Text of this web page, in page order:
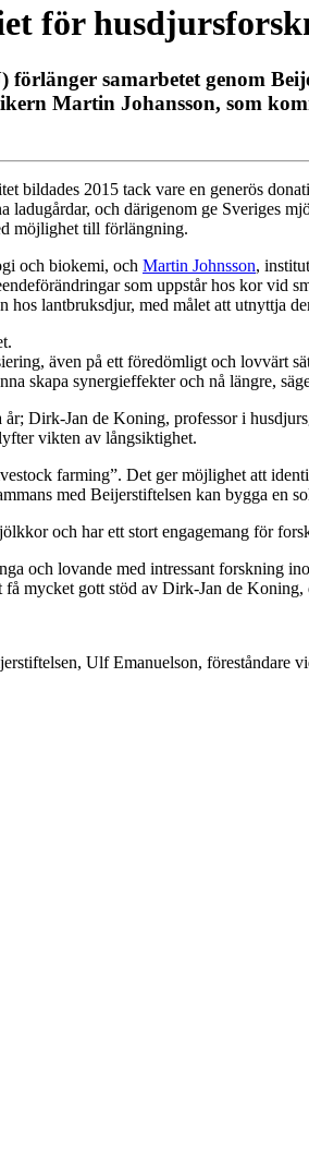
för
förlänger samarbetet genom
Martin Johansson, som
2015 tack vare en generös
ladugårdar, och därigenom ge Sveriges
möjlighet till förlängning.
och biokemi, och Martin Johnsson,
som uppstår hos kor
hos lantbruksdjur, med målet att utnyttja
även på ett föredömligt och lovvärt
skapa synergieffekter och nå längre,
Dirk-Jan de Koning, professor i
vikten av långsiktighet.
farming”. Det ger möjlighet att
med Beijerstiftelsen kan bygga en
och har ett stort engagemang för
och lovande med intressant forskning
mycket gott stöd av Dirk-Jan de
Ulf Emanuelson,